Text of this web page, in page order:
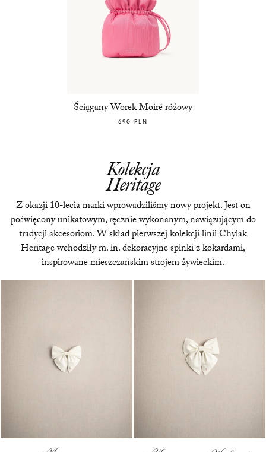
Ściągany Worek Moiré różowy
690 PLN
Kolekcja
Heritage
Z okazji 10-lecia marki wprowadziliśmy nowy projekt. Jest on
poświęcony unikatowym, ręcznie wykonanym, nawiązującym do
tradycji akcesoriom. W skład pierwszej kolekcji linii Chylak
Heritage wchodziły m. in. dekoracyjne spinki z kokardami,
inspirowane mieszczańskim strojem żywieckim.